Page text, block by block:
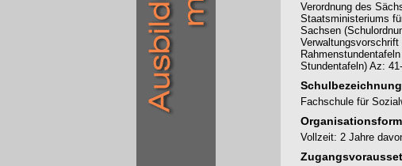
Verordnung des
Staatsministeriums
Sachsen
Stundentafeln) Az:
Schulbezeichnung
Fachschule für
Vollzeit: 2 Jahre